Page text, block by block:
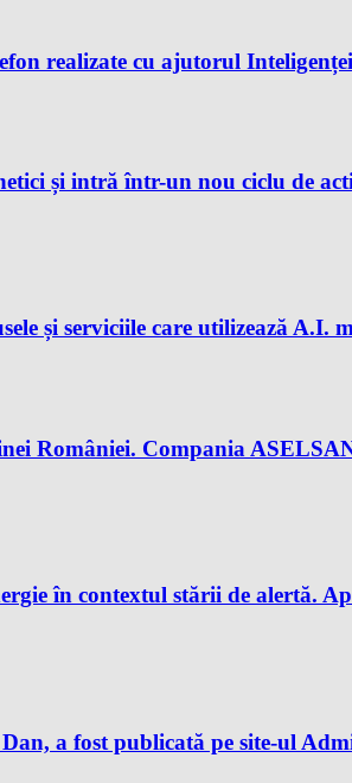
realizate cu ajutorul
și intră într-un nou ciclu de
și serviciile care utilizează A.I.
României. Compania
în contextul stării de alertă.
a fost publicată pe site-ul